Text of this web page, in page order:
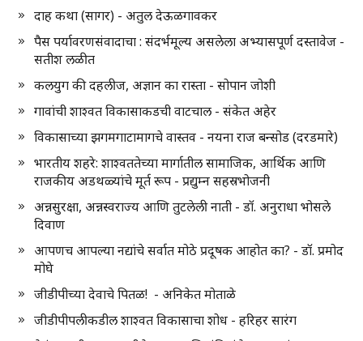
दाह कथा (सागर) - अतुल देऊळगावकर
पैस पर्यावरणसंवादाचा : संदर्भमूल्य असलेला अभ्यासपूर्ण दस्तावेज -
सतीश लळीत
कलयुग की दहलीज, अज्ञान का रास्ता - सोपान जोशी
गावांची शाश्वत विकासाकडची वाटचाल - संकेत अहेर
विकासाच्या झगमगाटामागचे वास्तव - नयना राज बन्सोड (दरडमारे)
भारतीय शहरे: शाश्वततेच्या मार्गातील सामाजिक, आर्थिक आणि
राजकीय अडथळ्यांचे मूर्त रूप - प्रद्युम्न सहस्रभोजनी
अन्नसुरक्षा, अन्नस्वराज्य आणि तुटलेली नाती - डॉ. अनुराधा भोसले
दिवाण
आपणच आपल्या नद्यांचे सर्वात मोठे प्रदूषक आहोत का? - डॉ. प्रमोद
मोघे
जीडीपीच्या देवाचे पितळ! - अनिकेत मोताळे
जीडीपीपलीकडील शाश्वत विकासाचा शोध - हरिहर सारंग